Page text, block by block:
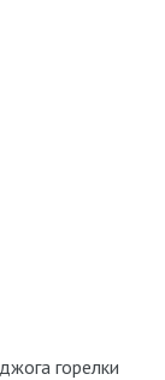
горелки